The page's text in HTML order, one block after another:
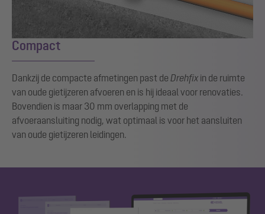
Compact
Dankzij de compacte afmetingen past de Drehfix in de ruimte
van oude gietijzeren afvoeren en is hij ideaal voor renovaties.
Bovendien is maar 30 mm overlapping met de
afvoeraansluiting nodig, wat optimaal is voor het aansluiten
van oude gietijzeren leidingen.